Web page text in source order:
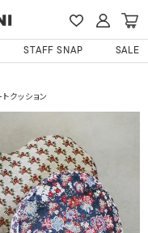
STAFF SNAP SALE
クッション